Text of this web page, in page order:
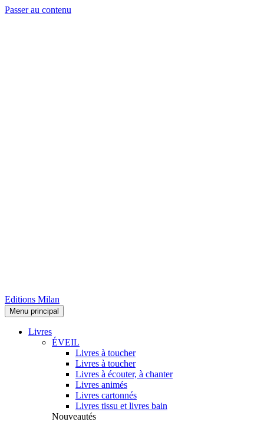
Passer au contenu
Editions Milan
Menu principal
Livres
ÉVEIL
Livres à toucher
Livres à toucher
Livres à écouter, à chanter
Livres animés
Livres cartonnés
Livres tissu et livres bain
Nouveautés